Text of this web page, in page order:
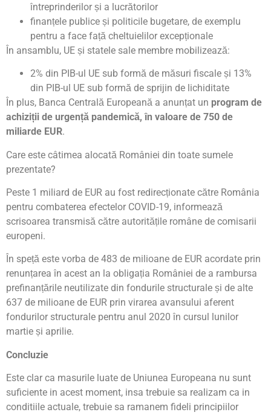
întreprinderilor și a lucrătorilor
finanțele publice și politicile bugetare, de exemplu
pentru a face față cheltuielilor excepționale
În ansamblu, UE și statele sale membre mobilizează:
2% din PIB-ul UE sub formă de măsuri fiscale și 13%
din PIB-ul UE sub formă de sprijin de lichiditate
În plus, Banca Centrală Europeană a anunțat un program de
achiziții de urgență pandemică, în valoare de 750 de
miliarde EUR.
Care este câtimea alocată României din toate sumele
prezentate?
Peste 1 miliard de EUR au fost redirecționate către România
pentru combaterea efectelor COVID-19, informează
scrisoarea transmisă către autoritățile române de comisarii
europeni.
În speță este vorba de 483 de milioane de EUR acordate prin
renunțarea în acest an la obligația României de a rambursa
prefinanțările neutilizate din fondurile structurale și de alte
637 de milioane de EUR prin virarea avansului aferent
fondurilor structurale pentru anul 2020 în cursul lunilor
martie și aprilie.
Concluzie
Este clar ca masurile luate de Uniunea Europeana nu sunt
suficiente in acest moment, insa trebuie sa realizam ca in
conditiile actuale, trebuie sa ramanem fideli principiilor